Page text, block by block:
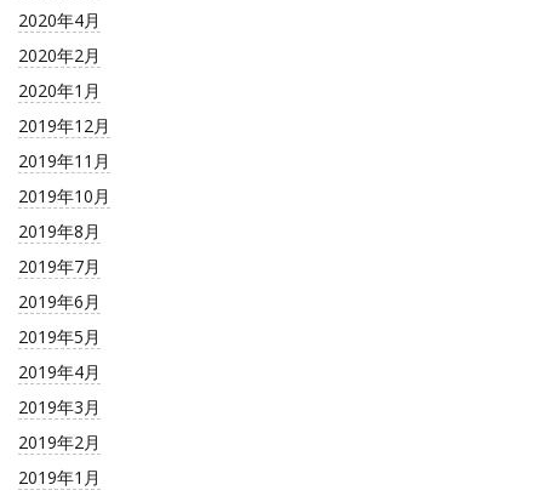
2020年4月
2020年2月
2020年1月
2019年12月
2019年11月
2019年10月
2019年8月
2019年7月
2019年6月
2019年5月
2019年4月
2019年3月
2019年2月
2019年1月